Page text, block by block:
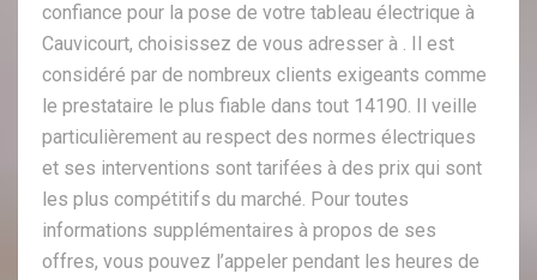
confiance pour la pose de votre tableau électrique à
Cauvicourt, choisissez de vous adresser à . Il est
considéré par de nombreux clients exigeants comme
le prestataire le plus fiable dans tout 14190. Il veille
particulièrement au respect des normes électriques
et ses interventions sont tarifées à des prix qui sont
les plus compétitifs du marché. Pour toutes
informations supplémentaires à propos de ses
offres, vous pouvez l’appeler pendant les heures de